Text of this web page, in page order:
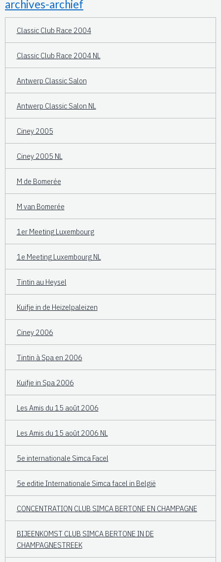
archives-archief
Classic Club Race 2004
Classic Club Race 2004 NL
Antwerp Classic Salon
Antwerp Classic Salon NL
Ciney 2005
Ciney 2005 NL
M de Bomerée
M van Bomerée
1er Meeting Luxembourg
1e Meeting Luxembourg NL
Tintin au Heysel
Kuifje in de Heizelpaleizen
Ciney 2006
Tintin à Spa en 2006
Kuifje in Spa 2006
Les Amis du 15 août 2006
Les Amis du 15 août 2006 NL
5e internationale Simca Facel
5e editie Internationale Simca facel in België
CONCENTRATION CLUB SIMCA BERTONE EN CHAMPAGNE
BIJEENKOMST CLUB SIMCA BERTONE IN DE
CHAMPAGNESTREEK